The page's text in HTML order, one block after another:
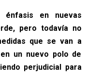
énfasis en nuevas
pero todavía no
que se van a
un nuevo polo de
perjudicial para